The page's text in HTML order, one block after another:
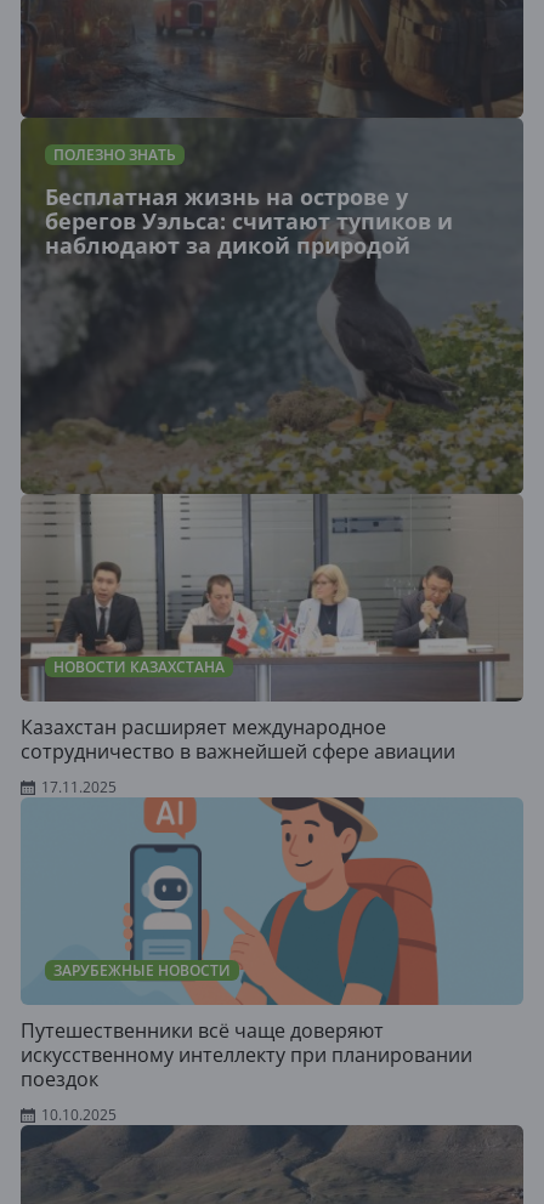
ПОЛЕЗНО ЗНАТЬ
Бесплатная жизнь на острове у
берегов Уэльса: считают тупиков и
наблюдают за дикой природой
НОВОСТИ КАЗАХСТАНА
Казахстан расширяет международное
сотрудничество в важнейшей сфере авиации
17.11.2025
ЗАРУБЕЖНЫЕ НОВОСТИ
Путешественники всё чаще доверяют
искусственному интеллекту при планировании
поездок
10.10.2025